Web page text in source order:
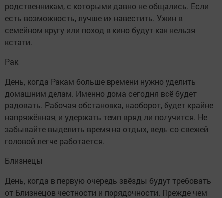
родственникам, с которыми давно не общались. Если
есть возможность, лучше их навестить. Ужин в
семейном кругу или поход в кино будут как нельзя
кстати.
Рак
День, когда Ракам больше времени нужно уделить
домашним делам. Именно дома сегодня всё будет
радовать. Рабочая обстановка, наоборот, будет крайне
напряжённая, и удержать темп вряд ли получится. Не
забывайте выделить время на отдых, ведь со свежей
головой легче работается.
Близнецы
День, когда в первую очередь звёзды будут требовать
от Близнецов честности и порядочности. Прежде чем